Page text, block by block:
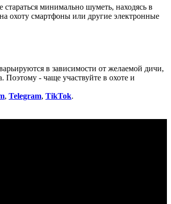
минимально шуметь, находясь в
охоту смартфоны или другие электронные
в зависимости от желаемой дичи,
Поэтому - чаще участвуйте в охоте и
, Telegram, TikTok.